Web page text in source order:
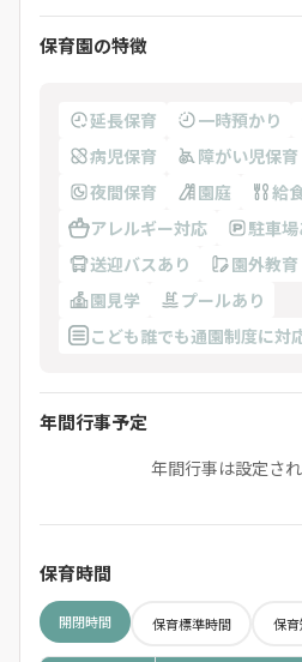
保育園の特徴
延長保育 一時預かり
病児保育
障がい児保育
夜間保育
園庭
給
アレルギー対応
駐車場
送迎バスあり
園外教育
園見学
プールあり
こども誰でも通園制度に対
年間行事予定
年間行事は設定さ
保育時間
開閉時間 保育標準時間 保